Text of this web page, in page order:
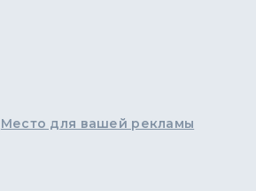
Место для вашей рекламы